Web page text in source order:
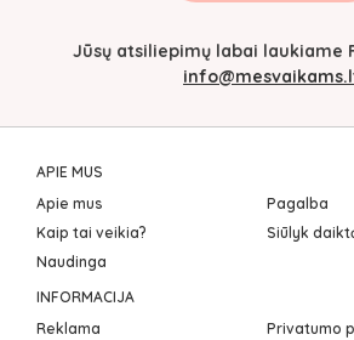
Jūsų atsiliepimų labai laukiame
APIE MUS
Apie mus
Pagalba
Kaip tai veikia?
Siūlyk
Naudinga
INFORMACIJA
Reklama
Privatumo